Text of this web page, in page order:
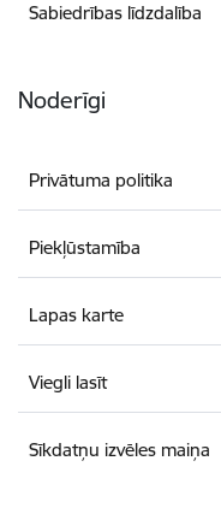
Sabiedrības līdzdalība
Noderīgi
Privātuma politika
Piekļūstamība
Lapas karte
Viegli lasīt
Sīkdatņu izvēles maiņa